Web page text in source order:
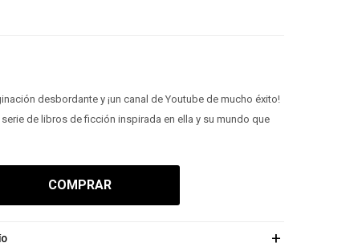
desbordante y ¡un canal de Youtube de mucho éxito!
de libros de ficción inspirada en ella y su mundo que
COMPRAR